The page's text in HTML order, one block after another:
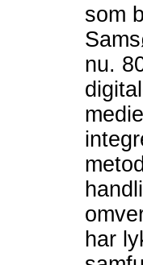
som
nu.
har